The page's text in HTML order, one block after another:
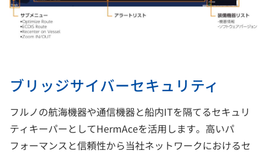
ブリッジサイバーセキュリティ
フルノの航海機器や通信機器と船内ITを隔てるセキュリ
ティキーパーとしてHermAceを活用します。高いパ
フォーマンスと信頼性から当社ネットワークにおけるセ